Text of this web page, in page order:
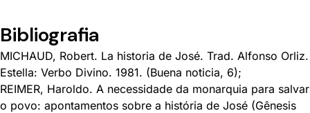
Bibliografia
MICHAUD, Robert. La historia de José. Trad. Alfonso Orliz.
Estella: Verbo Divino. 1981. (Buena noticia, 6);
REIMER, Haroldo. A necessidade da monarquia para salvar
o povo: apontamentos sobre a história de José (Gênesis